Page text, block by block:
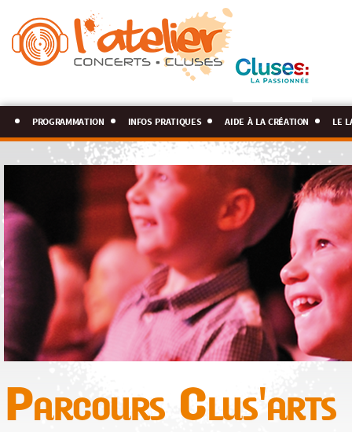
programmation infos pratiques aide à la création le
Parcours Clus'arts